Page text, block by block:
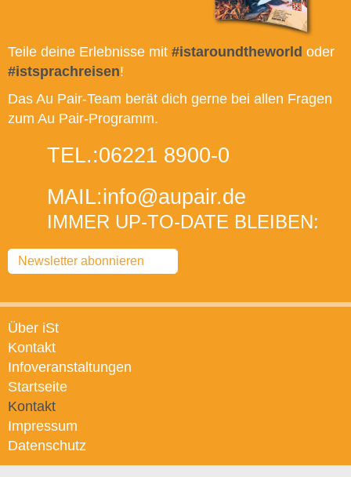
Teile deine Erlebnisse mit #istaroundtheworld oder
#istsprachreisen!
Das Au Pair-Team berät dich gerne bei allen Fragen
zum Au Pair-Programm.
TEL.:06221 8900-0
MAIL:info@aupair.de
IMMER UP-TO-DATE BLEIBEN:
Newsletter abonnieren
Über iSt
Kontakt
Infoveranstaltungen
Startseite
Kontakt
Impressum
Datenschutz